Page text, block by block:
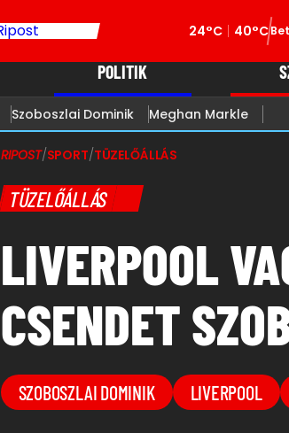
24°C 40°C
POLITIK
Szoboszlai Dominik Meghan Markle
RIPOST/SPORT/TÜZELŐÁLLÁS
TÜZELŐÁLLÁS
LIVERPOOL
CSENDET
SZOBOSZLAI DOMINIK LIVERPOOL